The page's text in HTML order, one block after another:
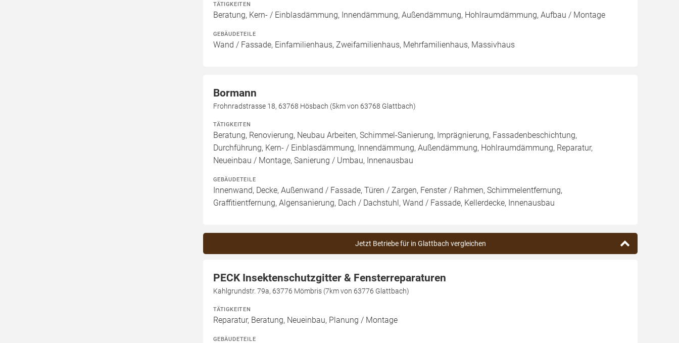
TÄTIGKEITEN
Beratung, Kern- / Einblasdämmung, Innendämmung, Außendämmung, Hohlraumdämmung, Aufbau / Montage
GEBÄUDETEILE
Wand / Fassade, Einfamilienhaus, Zweifamilienhaus, Mehrfamilienhaus, Massivhaus
Bormann
Frohnradstrasse 18, 63768 Hösbach (5km von 63768 Glattbach)
TÄTIGKEITEN
Beratung, Renovierung, Neubau Arbeiten, Schimmel-Sanierung, Imprägnierung, Fassadenbeschichtung,
Durchführung, Kern- / Einblasdämmung, Innendämmung, Außendämmung, Hohlraumdämmung, Reparatur,
Neueinbau / Montage, Sanierung / Umbau, Innenausbau
GEBÄUDETEILE
Innenwand, Decke, Außenwand / Fassade, Türen / Zargen, Fenster / Rahmen, Schimmelentfernung,
Graffitientfernung, Algensanierung, Dach / Dachstuhl, Wand / Fassade, Kellerdecke, Innenausbau
Jetzt Betriebe für in Glattbach vergleichen
PECK Insektenschutzgitter & Fensterreparaturen
Kahlgrundstr. 79a, 63776 Mömbris (7km von 63776 Glattbach)
TÄTIGKEITEN
Reparatur, Beratung, Neueinbau, Planung / Montage
GEBÄUDETEILE